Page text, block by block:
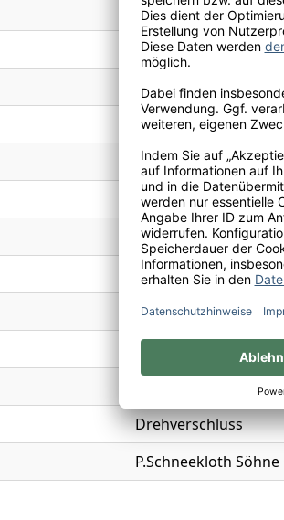
Apfel, Muskat,
weiß
lieblich
0,75 l
Deutschland
19744
alkoholfreie Schorle
Alkoholfrei, Vegan
Alkoholfrei
Aromatisiertes,
Drehverschluss
P.Schneekloth